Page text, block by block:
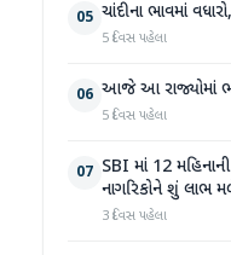
05 ચાંદીના ભાવમાં
5 દિવસ પહેલા
06 આજે આ રાજ્યોમાં
5 દિવસ પહેલા
07 SBI માં 12
નાગરિકોને શું લાભ
3 દિવસ પહેલા